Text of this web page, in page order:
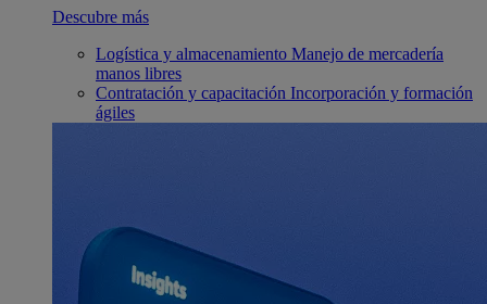
Descubre más
Logística y almacenamiento Manejo de mercadería
manos libres
Contratación y capacitación Incorporación y formación
ágiles